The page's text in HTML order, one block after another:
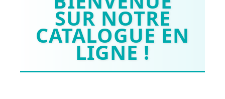
SUR NOTRE
CATALOGUE EN
LIGNE !